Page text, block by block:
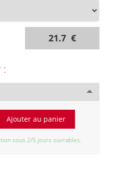
21.7 €
sous 2/5 jours ouvrables.